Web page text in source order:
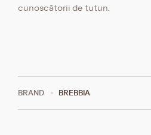
cunoscătorii de tutun.
BRAND BREBBIA